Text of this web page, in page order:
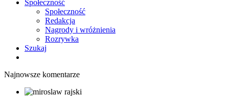
Społeczność
Społeczność
Redakcja
Nagrody i wróżnienia
Rozrywka
Szukaj
Najnowsze komentarze